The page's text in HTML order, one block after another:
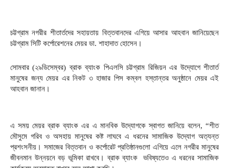
চট্টগ্রাম নগরীর শীতার্তদের সহায়তায় বিত্তবানদের এগিয়ে আসার আহবান জানিয়েছেন
চট্টগ্রাম সিটি কর্পোরেশনের মেয়র ডা. শাহাদাত হোসেন।
সোমবার (২৯ডিসেম্বর) ব্রাক ব্যাংক পিএলসি চট্টগ্রাম রিজিয়ন এর উদ্যোগে শীতার্ত
মানুষের জন্য মেয়র এর নিকট ৩ হাজার পিস কম্বল হস্তান্তর অনুষ্ঠানে মেয়র এই
আহবান জানান।
এ সময় মেয়র ব্রাক ব্যাংক এর এ মানবিক উদ্যোগকে স্বাগত জানিয়ে বলেন, “শীত
মৌসুমে গরিব ও অসহায় মানুষের কষ্ট লাঘবে এ ধরনের সামাজিক উদ্যোগ অত্যন্ত
প্রশংসনীয়। সমাজের বিত্তবান ও কর্পোরেট প্রতিষ্ঠানগুলো এগিয়ে এলে নগরীর মানুষের
জীবনমান উন্নয়নে বড় ভূমিকা রাখবে। ব্রাক ব্যাংক ভবিষ্যতেও এ ধরনের সামাজিক